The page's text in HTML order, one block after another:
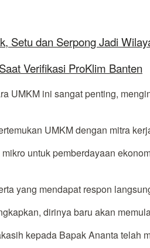
Setu dan Serpong Jadi
Verifikasi ProKlim Banten
UMKM ini sangat penting,
UMKM dengan mitra
untuk pemberdayaan
yang mendapat respon
dirinya baru akan
kepada Bapak Ananta